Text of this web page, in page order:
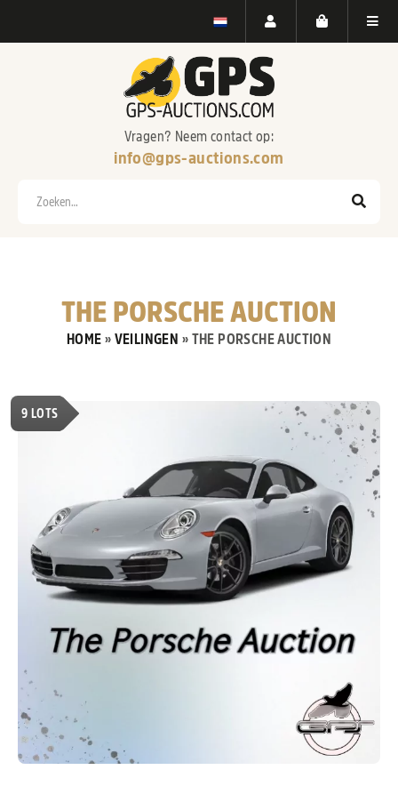
Vragen? Neem contact op:
info@gps-auctions.com
THE PORSCHE AUCTION
HOME » VEILINGEN » THE PORSCHE AUCTION
9 LOTS